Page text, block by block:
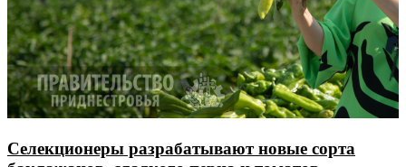
Селекционеры разрабатывают новые сорта